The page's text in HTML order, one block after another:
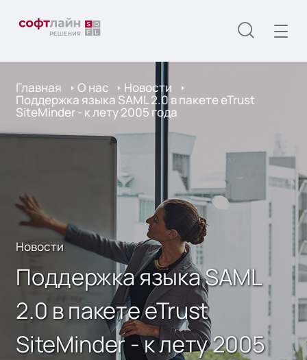
Главная О нас Новости
Поддержка языка SAML 2.0 в пакете eTrust
SiteMinder - к лету 2005 года
Новости
Поддержка языка SAML
2.0 в пакете eTrust
SiteMinder - к лету 2005